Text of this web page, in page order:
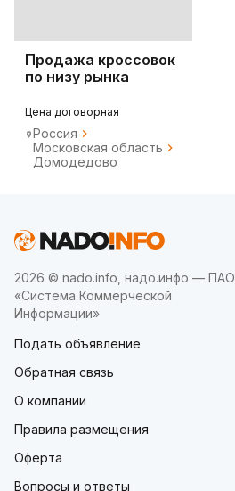
Продажа кроссовок
по низу рынка
Цена договорная
Россия
Московская область
Домодедово
2026 © nado.info, надо.инфо — ПАО
«Система Коммерческой
Информации»
Подать объявление
Обратная связь
О компании
Правила размещения
Оферта
Вопросы и ответы